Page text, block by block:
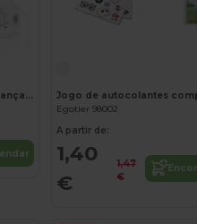
o!
Avental em non-woven de criança para colorir (80 g/m²)
Egotier 98002
A partir de:
1,40
€
1,47
€